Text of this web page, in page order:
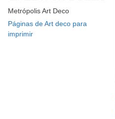
Metrópolis Art Deco
Páginas de Art deco para
imprimir